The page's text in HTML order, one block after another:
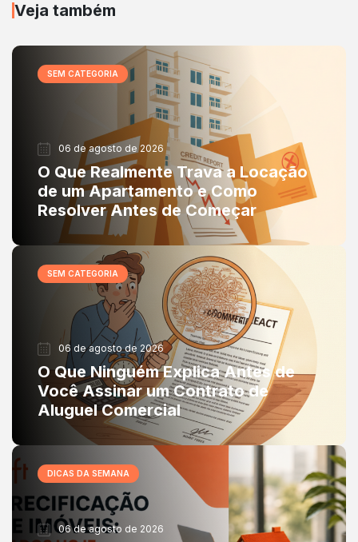
Veja também
SEM CATEGORIA
06 de agosto de 2026
O Que Realmente Trava a Locação
de um Apartamento e Como
Resolver Antes de Começar
SEM CATEGORIA
06 de agosto de 2026
O Que Ninguém Explica Antes de
Você Assinar um Contrato de
Aluguel Comercial
DICAS DA SEMANA
06 de agosto de 2026